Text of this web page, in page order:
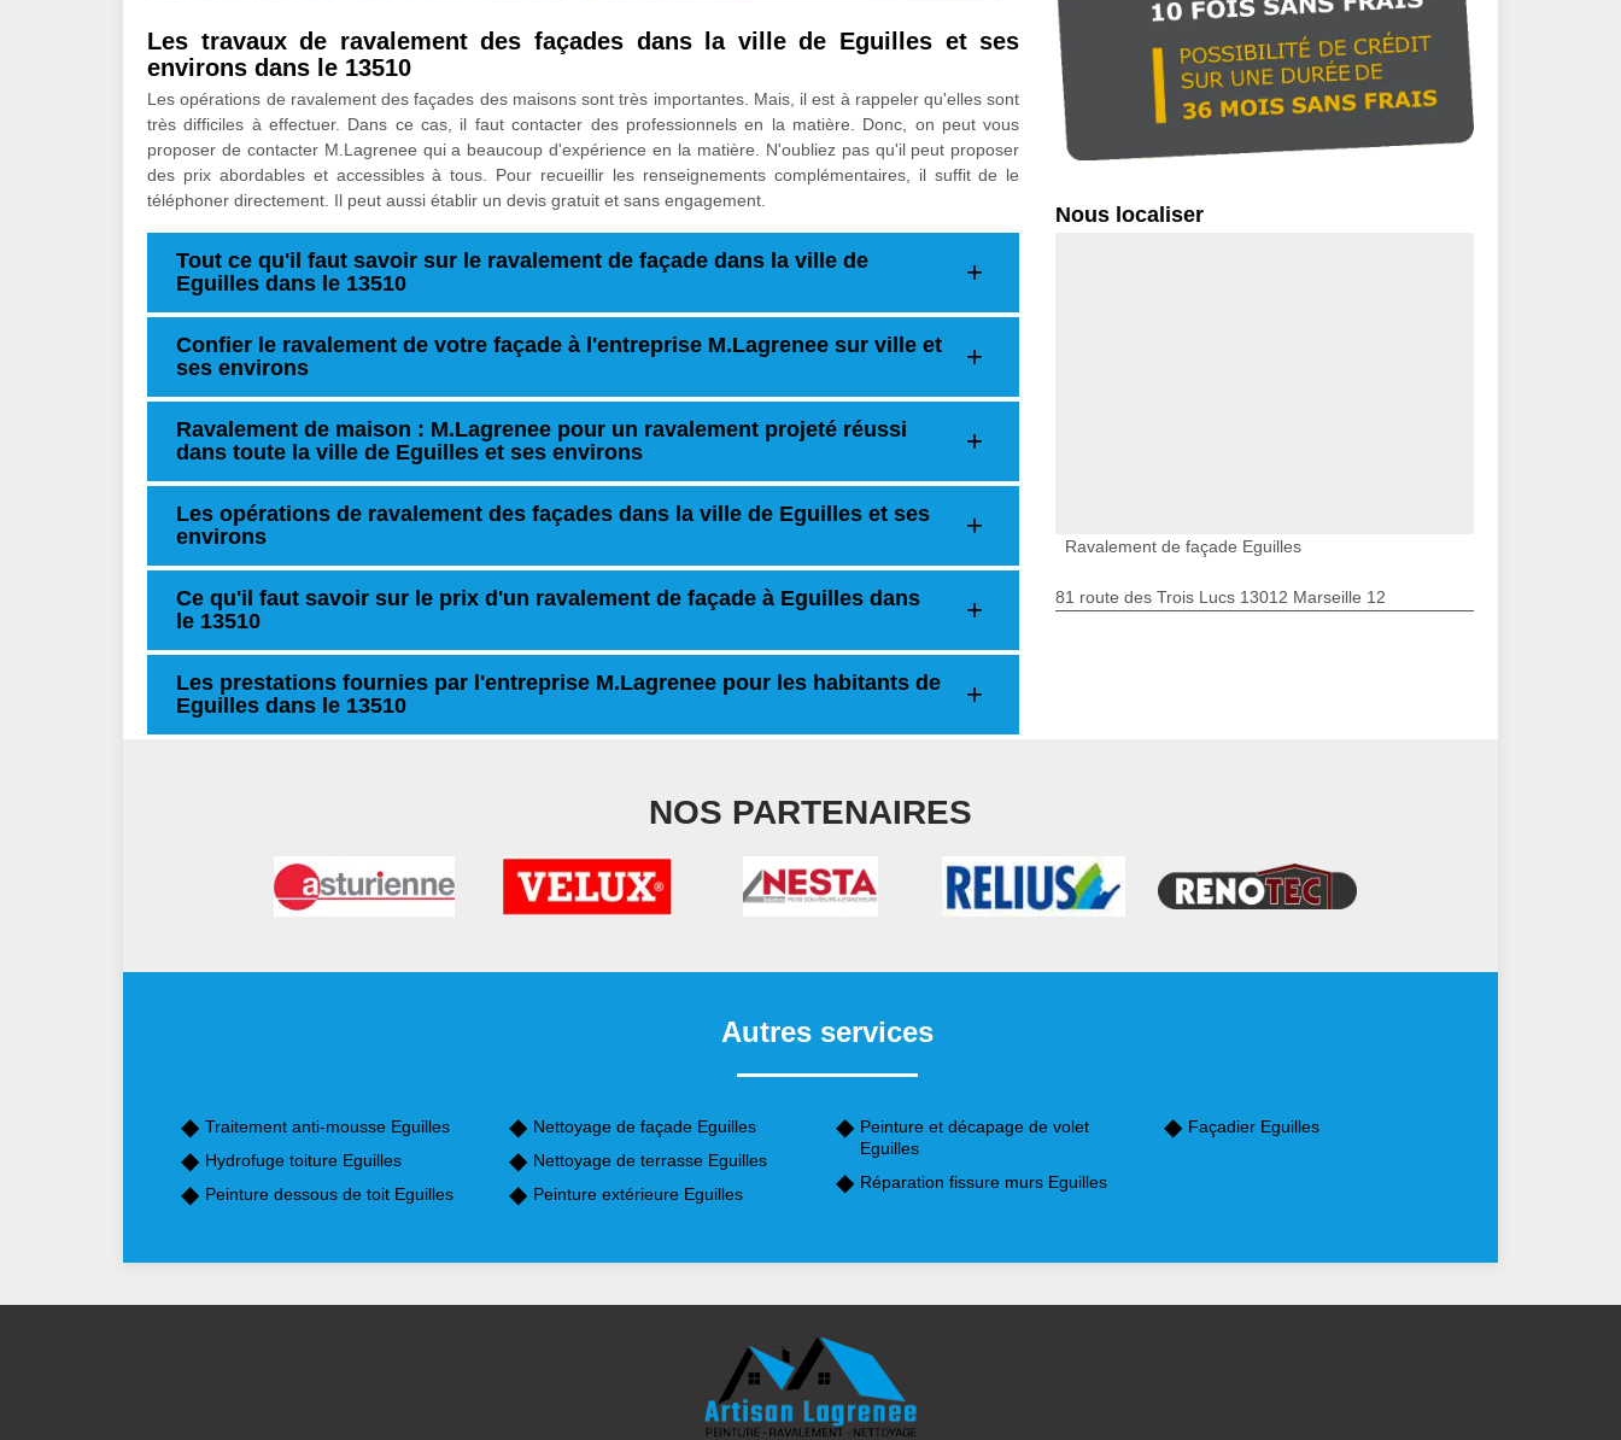
Les travaux de ravalement des façades dans la ville de Eguilles et ses
environs dans le 13510
Les opérations de ravalement des façades des maisons sont très importantes. Mais, il est à rappeler qu'elles sont
très difficiles à effectuer. Dans ce cas, il faut contacter des professionnels en la matière. Donc, on peut vous
proposer de contacter M.Lagrenee qui a beaucoup d'expérience en la matière. N'oubliez pas qu'il peut proposer
des prix abordables et accessibles à tous. Pour recueillir les renseignements complémentaires, il suffit de le
téléphoner directement. Il peut aussi établir un devis gratuit et sans engagement.
Tout ce qu'il faut savoir sur le ravalement de façade dans la ville de
Eguilles dans le 13510
Confier le ravalement de votre façade à l'entreprise M.Lagrenee sur ville et
ses environs
Ravalement de maison : M.Lagrenee pour un ravalement projeté réussi
dans toute la ville de Eguilles et ses environs
Les opérations de ravalement des façades dans la ville de Eguilles et ses
environs
Ce qu'il faut savoir sur le prix d'un ravalement de façade à Eguilles dans
le 13510
Les prestations fournies par l'entreprise M.Lagrenee pour les habitants de
Eguilles dans le 13510
Nous localiser
Ravalement de façade Eguilles
81 route des Trois Lucs 13012 Marseille 12
NOS PARTENAIRES
Autres services
Traitement anti-mousse Eguilles
Hydrofuge toiture Eguilles
Peinture dessous de toit Eguilles
Nettoyage de façade Eguilles
Nettoyage de terrasse Eguilles
Peinture extérieure Eguilles
Peinture et décapage de volet
Eguilles
Réparation fissure murs Eguilles
Façadier Eguilles